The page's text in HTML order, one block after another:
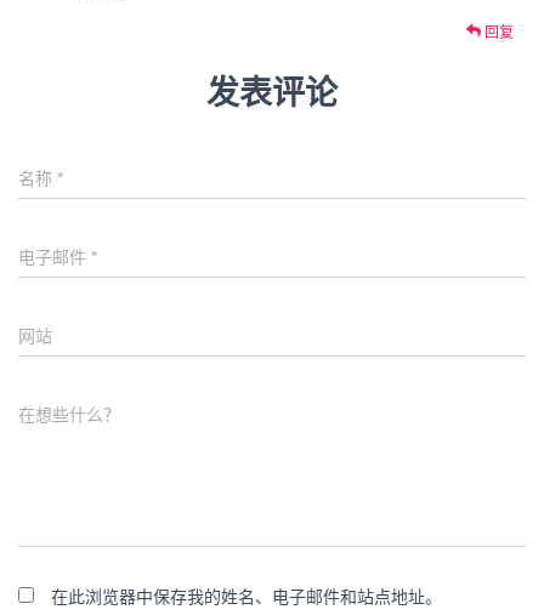
回复
发表评论
名称 *
电子邮件 *
网站
在想些什么？
在此浏览器中保存我的姓名、电子邮件和站点地址。